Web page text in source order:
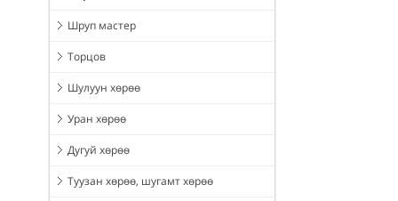
Шруп мастер
Торцов
Шулуун хөрөө
Уран хөрөө
Дугуй хөрөө
Туузан хөрөө, шугамт хөрөө